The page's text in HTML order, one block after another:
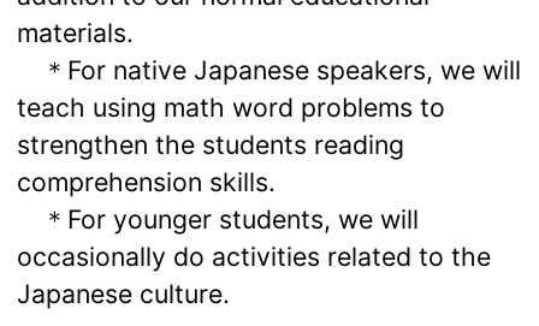
materials.
＊For native Japanese speakers, we will
teach using math word problems to
strengthen the students reading
comprehension skills.
＊For younger students, we will
occasionally do activities related to the
Japanese culture.